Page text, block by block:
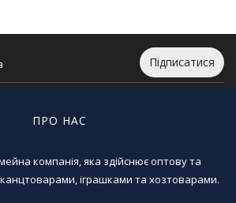
Підписатися
ПРО НАС
компанія, яка здійснює оптову та
іграшками та хозтоварами.